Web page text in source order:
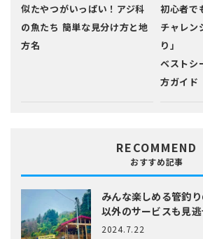
似たやつがいっぱい！アジ科
の魚たち 簡単な見分け方と地
方名
初心者で
チャレン
り」
ベストシ
方ガイド
RECOMMEND
おすすめ記事
みんな楽しめる管釣
以外のサービスも見逃
2024.7.22